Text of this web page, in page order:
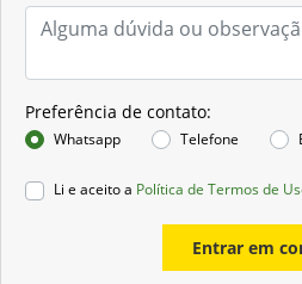
Preferência de contato:
Whatsapp Telefone
Li e aceito a Política de Termos de
Entrar em